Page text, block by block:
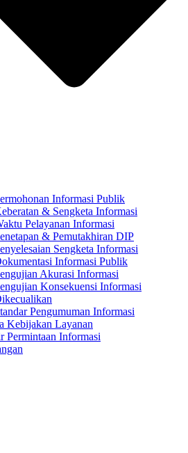
Informasi Publik
& Sengketa Informasi
Pelayanan Informasi
& Pemutakhiran DIP
Sengketa Informasi
Informasi Publik
Akurasi Informasi
Konsekuensi Informasi
Pengumuman Informasi
Kebijakan Layanan
Permintaan Informasi